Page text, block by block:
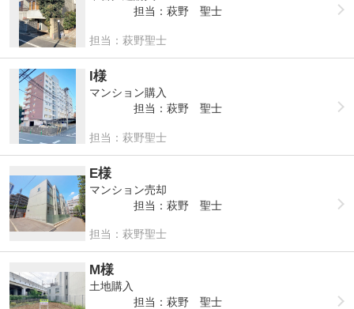
担当：萩野 聖士
担当：萩野聖士
I様
マンション購入
担当：萩野 聖士
担当：萩野聖士
E様
マンション売却
担当：萩野 聖士
担当：萩野聖士
M様
土地購入
担当：萩野 聖士